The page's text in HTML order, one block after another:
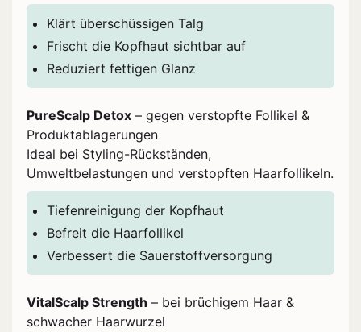
Klärt überschüssigen Talg
Frischt die Kopfhaut sichtbar auf
Reduziert fettigen Glanz
PureScalp Detox – gegen verstopfte Follikel &
Produktablagerungen
Ideal bei Styling-Rückständen,
Umweltbelastungen und verstopften Haarfollikeln.
Tiefenreinigung der Kopfhaut
Befreit die Haarfollikel
Verbessert die Sauerstoffversorgung
VitalScalp Strength – bei brüchigem Haar &
schwacher Haarwurzel